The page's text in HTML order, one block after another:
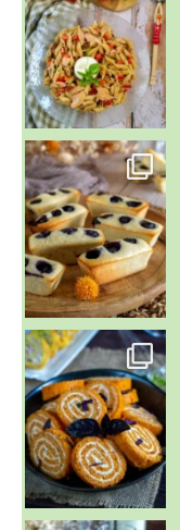
~ FINANCIERS MYRTILLES ET CITRON ~
Aujourd'hu